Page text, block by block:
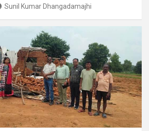
Sunil Kumar Dhangadamajhi